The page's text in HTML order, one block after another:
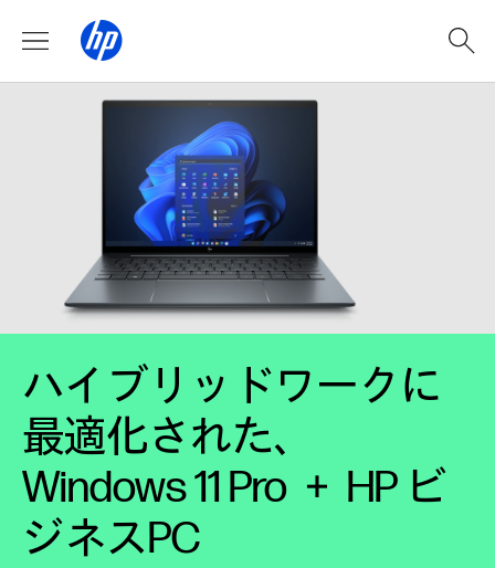
ハイブリッドワークに
最適化された、
Windows 11 Pro ＋ HP ビ
ジネスPC